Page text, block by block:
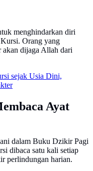
menghindarkan diri
Kursi. Orang yang
dijaga Allah dari
sejak Usia Dini,
Ayat
dalam Buku Dzikir Pagi
dibaca satu kali setiap
perlindungan harian.